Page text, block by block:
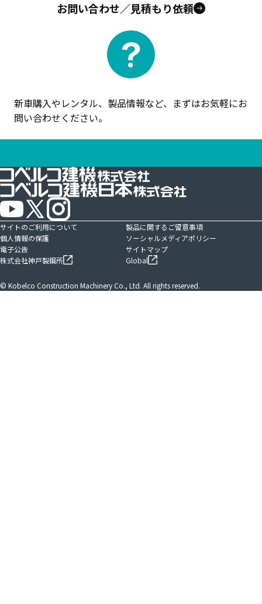
お問い合わせ／見積もり依頼
新車購入やレンタル、製品情報など、まずはお気軽にお
問い合わせください。
サイトのご利用について
製品に関するご留意事項
個人情報の保護
ソーシャルメディアポリシー
電子公告
サイトマップ
株式会社神戸製鋼所
Global
© Kobelco Construction Machinery Co., Ltd. All rights reserved.